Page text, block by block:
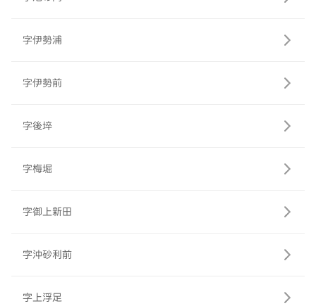
字伊勢浦
字伊勢前
字後埣
字梅堀
字御上新田
字沖砂利前
字上浮足